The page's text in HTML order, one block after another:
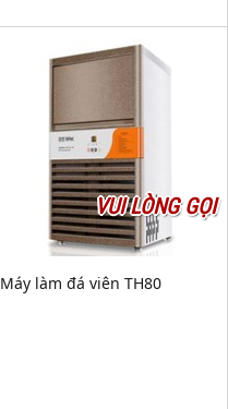
VUI LÒNG GỌI
Máy làm đá viên TH80